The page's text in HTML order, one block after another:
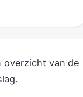
overzicht van de